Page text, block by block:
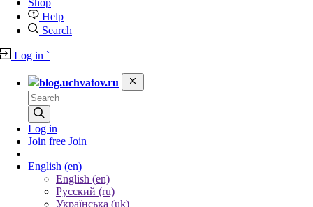
Shop
Help
Search
Log in `
blog.uchvatov.ru
Log in
Join free Join
English (en)
English (en)
Русский (ru)
Українська (uk)